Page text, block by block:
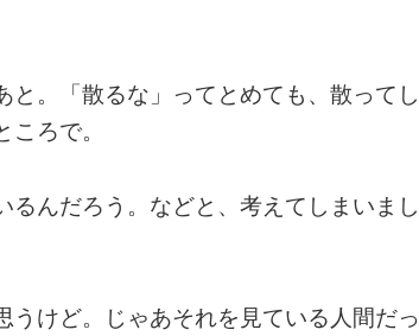
。「散るな」ってとめても、散ってし
ろで。
んだろう。などと、考えてしまいまし
けど。じゃあそれを見ている人間だっ